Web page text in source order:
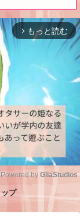
arrow_forward_ios もっと読む
M
Powered by GliaStudios
プ